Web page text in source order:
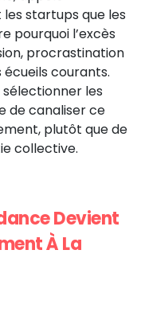
startups que les
pourquoi l’excès
procrastination
courants.
les
de canaliser ce
plutôt que de
collective.
Devient
À La